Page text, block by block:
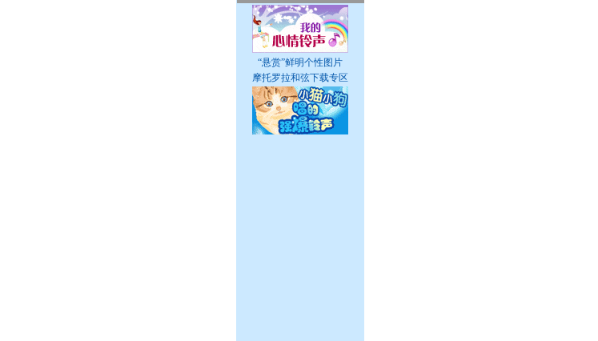
“悬赏”鲜明个性图片
摩托罗拉和弦下载专区